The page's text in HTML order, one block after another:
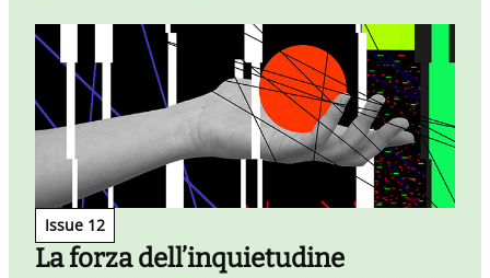
Issue 12
La forza dell’inquietudine